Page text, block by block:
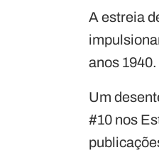
A estreia
anos 1940.
Um
#10 nos